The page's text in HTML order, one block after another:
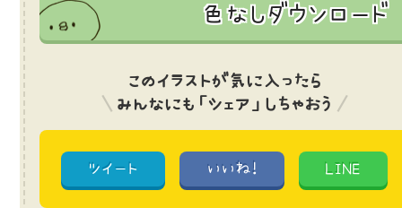
色なしダウンロード
このイラストが気に入ったら
みんなにも「シェア」しちゃおう
ツイート いいね! LINE